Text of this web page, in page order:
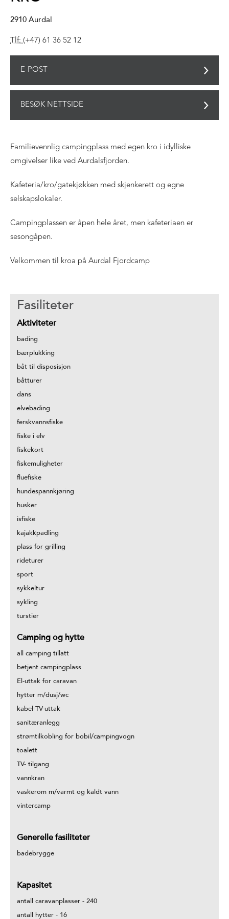
2910 Aurdal
Tlf:(+47) 61 36 52 12
E-POST
BESØK NETTSIDE
Familievennlig campingplass med egen kro i idylliske
omgivelser like ved Aurdalsfjorden.
Kafeteria/kro/gatekjøkken med skjenkerett og egne
selskapslokaler.
Campingplassen er åpen hele året, men kafeteriaen er
sesongåpen.
Velkommen til kroa på Aurdal Fjordcamp
Fasiliteter
Aktiviteter
bading
bærplukking
båt til disposisjon
båtturer
dans
elvebading
ferskvannsfiske
fiske i elv
fiskekort
fiskemuligheter
fluefiske
hundespannkjøring
husker
isfiske
kajakkpadling
plass for grilling
rideturer
sport
sykkeltur
sykling
turstier
Camping og hytte
all camping tillatt
betjent campingplass
El-uttak for caravan
hytter m/dusj/wc
kabel-TV-uttak
sanitæranlegg
strømtilkobling for bobil/campingvogn
toalett
TV- tilgang
vannkran
vaskerom m/varmt og kaldt vann
vintercamp
Generelle fasiliteter
badebrygge
Kapasitet
antall caravanplasser - 240
antall hytter - 16